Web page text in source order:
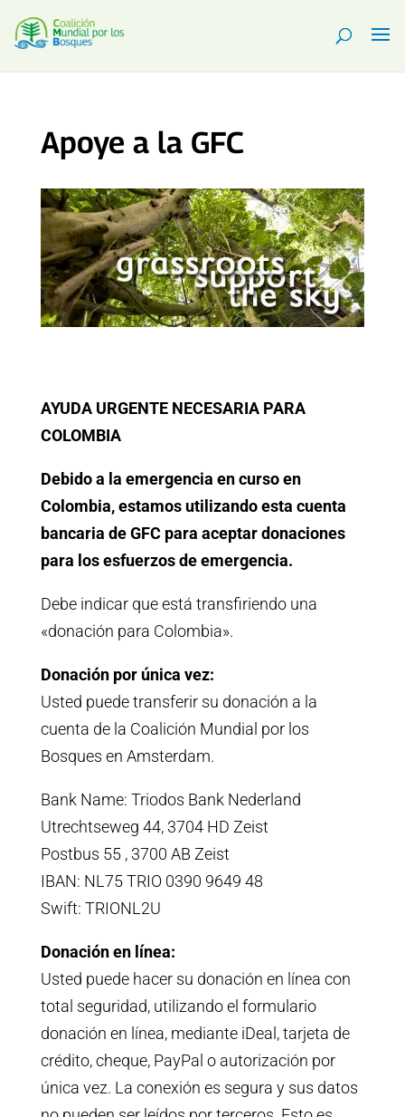
Apoye a la GFC
AYUDA URGENTE NECESARIA PARA
COLOMBIA
Debido a la emergencia en curso en
Colombia, estamos utilizando esta cuenta
bancaria de GFC para aceptar donaciones
para los esfuerzos de emergencia.
Debe indicar que está transfiriendo una
«donación para Colombia».
Donación por única vez:
Usted puede transferir su donación a la
cuenta de la Coalición Mundial por los
Bosques en Amsterdam.
Bank Name: Triodos Bank Nederland
Utrechtseweg 44, 3704 HD Zeist
Postbus 55 , 3700 AB Zeist
IBAN: NL75 TRIO 0390 9649 48
Swift: TRIONL2U
Donación en línea:
Usted puede hacer su donación en línea con
total seguridad, utilizandoel formulario
donación en línea, mediante iDeal, tarjeta de
crédito, cheque, PayPal o autorización por
única vez. La conexión es segura y sus datos